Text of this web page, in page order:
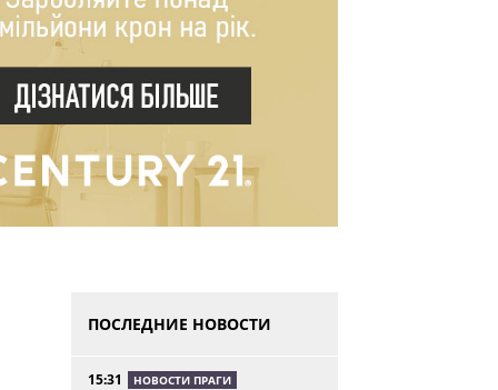
ПОСЛЕДНИЕ НОВОСТИ
15:31 НОВОСТИ ПРАГИ